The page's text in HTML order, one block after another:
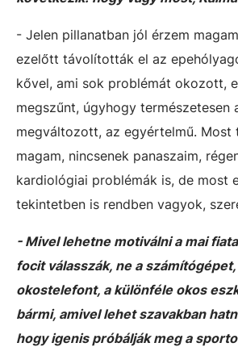
- Jelen pillanatban jól érzem
ezelőtt távolították el az
kővel, ami sok problémát okozott,
megszűnt, úgyhogy természetesen
megváltozott, az egyértelmű. Most
magam, nincsenek panaszaim,
kardiológiai problémák is, de most
tekintetben is rendben vagyok,
- Mivel lehetne motiválni a mai
focit válasszák, ne a
okostelefont, a különféle okos
bármi, amivel lehet szavakban
hogy igenis próbálják meg a